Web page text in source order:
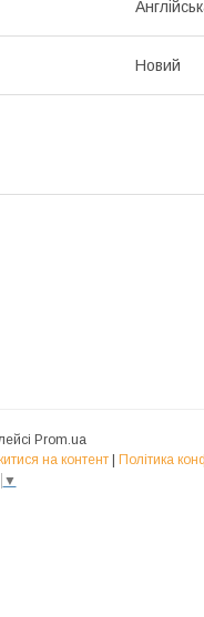
Новий
Prom.ua
на контент
Політика
▼